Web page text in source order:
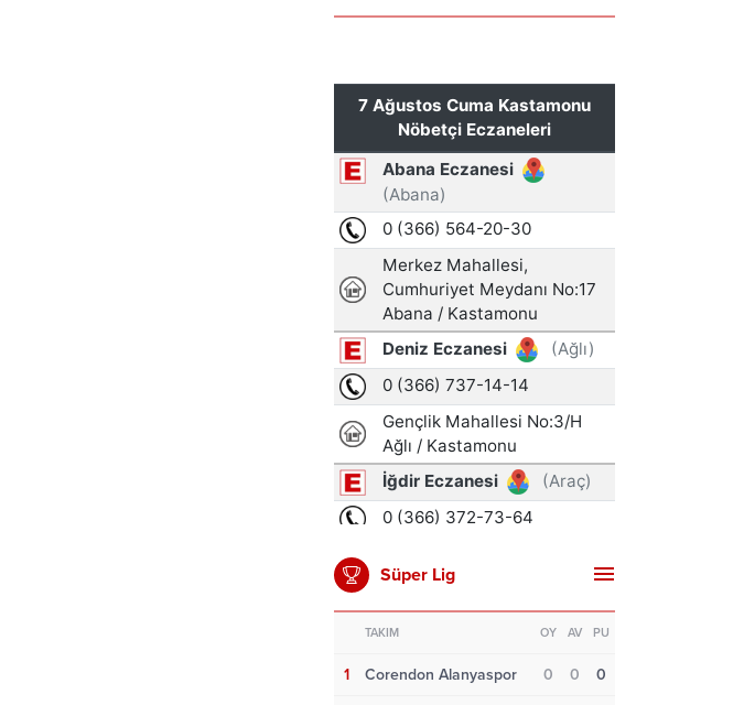
Süper Lig
TAKIM OY AV PU
1 Corendon Alanyaspor 0 0 0